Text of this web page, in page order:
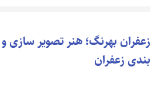
زعفران بهرنگ؛ هنر تصویر سازی
بندی زعفران